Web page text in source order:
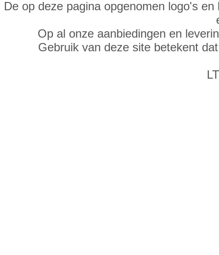
De op deze pagina opgenomen logo's
Op al onze aanbiedingen en
Gebruik van deze site betekent